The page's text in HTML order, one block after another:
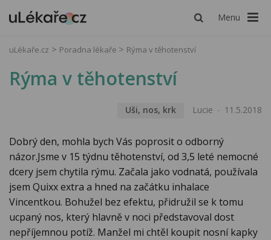
Menu
uLékaře.cz Poradna lékaře Rýma v těhotenství
Rýma v těhotenství
Uši, nos, krk Lucie 11.5.2018
Dobrý den, mohla bych Vás poprosit o odborný
názor.Jsme v 15 týdnu těhotenství, od 3,5 leté nemocné
dcery jsem chytila rýmu. Začala jako vodnatá, používala
jsem Quixx extra a hned na začátku inhalace
Vincentkou. Bohužel bez efektu, přidružil se k tomu
ucpaný nos, který hlavně v noci představoval dost
nepříjemnou potíž. Manžel mi chtěl koupit nosní kapky